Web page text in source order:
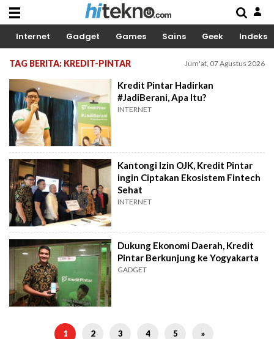
Internet Gadget Games Sains Geek Indeks
TAG BERITA: KREDIT-PINTAR Jum'at, 07 Agustus 2026
Kredit Pintar Hadirkan
#JadiBerani, Apa Itu?
INTERNET
Kantongi Izin OJK, Kredit Pintar
ingin Ciptakan Ekosistem Fintech
Sehat
INTERNET
Dukung Ekonomi Daerah, Kredit
Pintar Berkunjung ke Yogyakarta
GADGET
1 2 3 4 5 »